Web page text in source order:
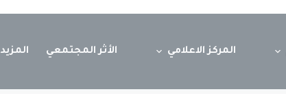
المركز الاعلامي الأثر المجتمعي المزيد